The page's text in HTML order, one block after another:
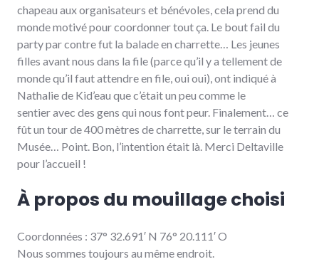
chapeau aux organisateurs et bénévoles, cela prend du
monde motivé pour coordonner tout ça. Le bout fail du
party par contre fut la balade en charrette… Les jeunes
filles avant nous dans la file (parce qu’il y a tellement de
monde qu’il faut attendre en file, oui oui), ont indiqué à
Nathalie de Kid’eau que c’était un peu comme le
sentier avec des gens qui nous font peur. Finalement… ce
fût un tour de 400 mètres de charrette, sur le terrain du
Musée… Point. Bon, l’intention était là. Merci Deltaville
pour l’accueil !
À propos du mouillage choisi
Coordonnées : 37° 32.691′ N 76° 20.111′ O
Nous sommes toujours au même endroit.